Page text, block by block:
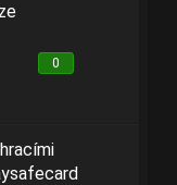
0